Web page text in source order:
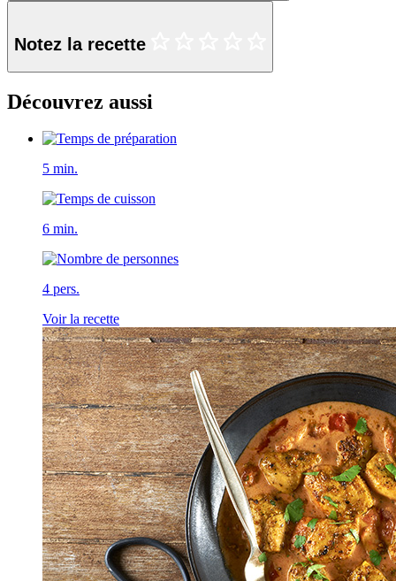
Notez la recette
Découvrez aussi
5 min.
6 min.
4 pers.
Voir la recette